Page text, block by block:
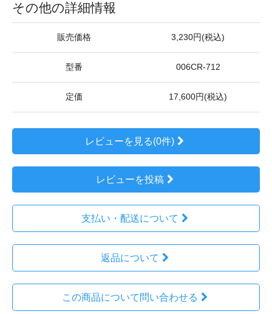
その他の詳細情報
販売価格 3,230円(税込)
型番 006CR-712
定価 17,600円(税込)
レビューを見る(0件)
レビューを投稿
支払い・配送について
返品について
この商品について問い合わせる